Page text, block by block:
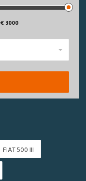
3000
FIAT 500 III